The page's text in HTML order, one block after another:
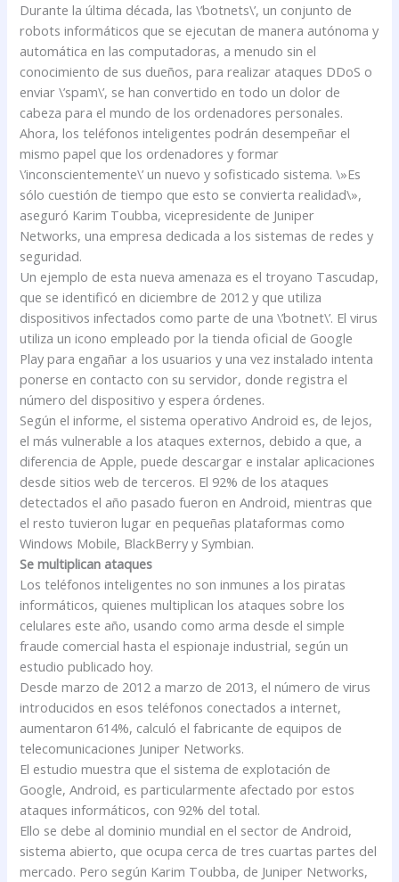
Durante la última década, las \’botnets\’, un conjunto de
robots informáticos que se ejecutan de manera autónoma y
automática en las computadoras, a menudo sin el
conocimiento de sus dueños, para realizar ataques DDoS o
enviar \’spam\’, se han convertido en todo un dolor de
cabeza para el mundo de los ordenadores personales.
Ahora, los teléfonos inteligentes podrán desempeñar el
mismo papel que los ordenadores y formar
\’inconscientemente\’ un nuevo y sofisticado sistema. \»Es
sólo cuestión de tiempo que esto se convierta realidad\»,
aseguró Karim Toubba, vicepresidente de Juniper
Networks, una empresa dedicada a los sistemas de redes y
seguridad.
Un ejemplo de esta nueva amenaza es el troyano Tascudap,
que se identificó en diciembre de 2012 y que utiliza
dispositivos infectados como parte de una \’botnet\’. El virus
utiliza un icono empleado por la tienda oficial de Google
Play para engañar a los usuarios y una vez instalado intenta
ponerse en contacto con su servidor, donde registra el
número del dispositivo y espera órdenes.
Según el informe, el sistema operativo Android es, de lejos,
el más vulnerable a los ataques externos, debido a que, a
diferencia de Apple, puede descargar e instalar aplicaciones
desde sitios web de terceros. El 92% de los ataques
detectados el año pasado fueron en Android, mientras que
el resto tuvieron lugar en pequeñas plataformas como
Windows Mobile, BlackBerry y Symbian.
Se multiplican ataques
Los teléfonos inteligentes no son inmunes a los piratas
informáticos, quienes multiplican los ataques sobre los
celulares este año, usando como arma desde el simple
fraude comercial hasta el espionaje industrial, según un
estudio publicado hoy.
Desde marzo de 2012 a marzo de 2013, el número de virus
introducidos en esos teléfonos conectados a internet,
aumentaron 614%, calculó el fabricante de equipos de
telecomunicaciones Juniper Networks.
El estudio muestra que el sistema de explotación de
Google, Android, es particularmente afectado por estos
ataques informáticos, con 92% del total.
Ello se debe al dominio mundial en el sector de Android,
sistema abierto, que ocupa cerca de tres cuartas partes del
mercado. Pero según Karim Toubba, de Juniper Networks,